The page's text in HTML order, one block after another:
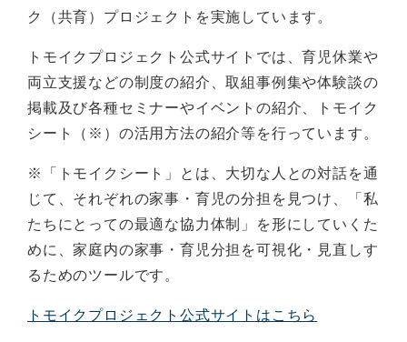
ク（共育）プロジェクトを実施しています。
トモイクプロジェクト公式サイトでは、育児休業や
両立支援などの制度の紹介、取組事例集や体験談の
掲載及び各種セミナーやイベントの紹介、トモイク
シート（※）の活用方法の紹介等を行っています。
※「トモイクシート」とは、大切な人との対話を通
じて、それぞれの家事・育児の分担を見つけ、「私
たちにとっての最適な協力体制」を形にしていくた
めに、家庭内の家事・育児分担を可視化・見直しす
るためのツールです。
トモイクプロジェクト公式サイトはこちら